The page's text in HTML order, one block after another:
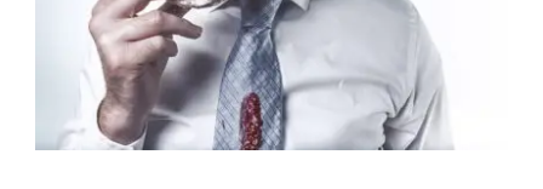
Branding, Identity Logo